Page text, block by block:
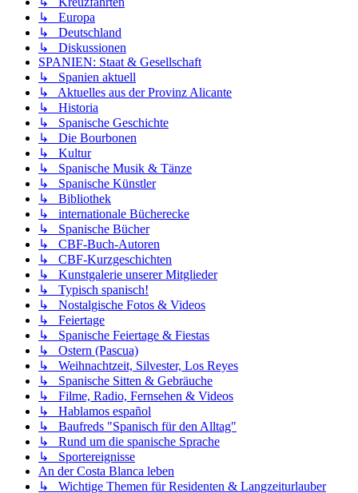
↳ Europa
↳ Deutschland
↳ Diskussionen
SPANIEN: Staat & Gesellschaft
↳ Spanien aktuell
↳ Aktuelles aus der Provinz Alicante
↳ Historia
↳ Spanische Geschichte
↳ Die Bourbonen
↳ Kultur
↳ Spanische Musik & Tänze
↳ Spanische Künstler
↳ Bibliothek
↳ internationale Bücherecke
↳ Spanische Bücher
↳ CBF-Buch-Autoren
↳ CBF-Kurzgeschichten
↳ Kunstgalerie unserer Mitglieder
↳ Typisch spanisch!
↳ Nostalgische Fotos & Videos
↳ Feiertage
↳ Spanische Feiertage & Fiestas
↳ Ostern (Pascua)
↳ Weihnachtzeit, Silvester, Los Reyes
↳ Spanische Sitten & Gebräuche
↳ Filme, Radio, Fernsehen & Videos
↳ Hablamos español
↳ Baufreds "Spanisch für den Alltag"
↳ Rund um die spanische Sprache
↳ Sportereignisse
An der Costa Blanca leben
↳ Wichtige Themen für Residenten & Langzeiturlauber